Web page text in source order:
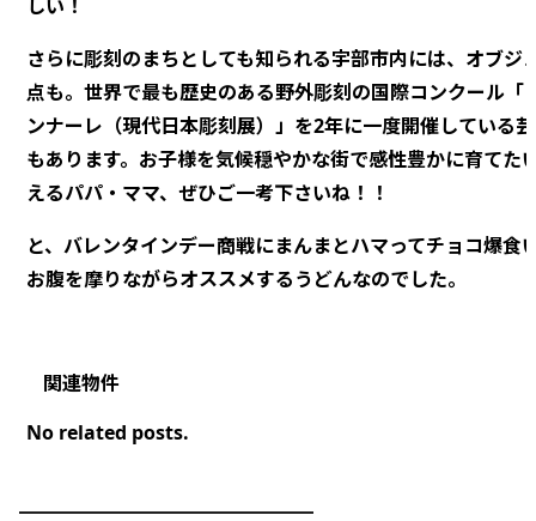
しい！
さらに彫刻のまちとしても知られる宇部市内には、オブジ
点も。世界で最も歴史のある野外彫刻の国際コンクール「
ンナーレ（現代日本彫刻展）」を2年に一度開催している
もあります。お子様を気候穏やかな街で感性豊かに育てた
えるパパ・ママ、ぜひご一考下さいね！！
と、バレンタインデー商戦にまんまとハマってチョコ爆食
お腹を摩りながらオススメするうどんなのでした。
No related posts.